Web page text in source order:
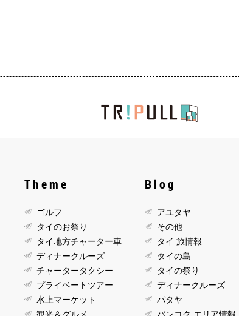
Theme
ゴルフ
タイのお祭り
タイ地方チャーター車
ディナークルーズ
チャータータクシー
プライベートツアー
水上マーケット
Blog
アユタヤ
その他
タイ 旅情報
タイの島
タイの祭り
ディナークルーズ
パタヤ